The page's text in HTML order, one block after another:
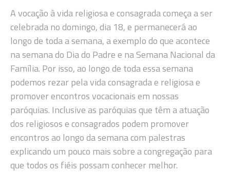
A vocação à vida religiosa e consagrada começa a ser
celebrada no domingo, dia 18, e permanecerá ao
longo de toda a semana, a exemplo do que acontece
na semana do Dia do Padre e na Semana Nacional da
Família. Por isso, ao longo de toda essa semana
podemos rezar pela vida consagrada e religiosa e
promover encontros vocacionais em nossas
paróquias. Inclusive as paróquias que têm a atuação
dos religiosos e consagrados podem promover
encontros ao longo da semana com palestras
explicando um pouco mais sobre a congregação para
que todos os fiéis possam conhecer melhor.